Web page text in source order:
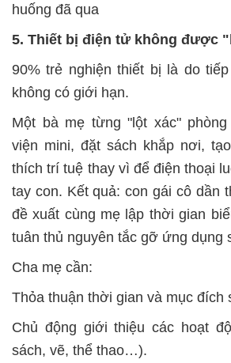
huống đã qua
5. Thiết bị điện tử không được
90% trẻ nghiện thiết bị là do
không có giới hạn.
Một bà mẹ từng "lột xác"
viện mini, đặt sách khắp nơi,
thích trí tuệ thay vì để điện thoại
tay con. Kết quả: con gái cô dần
đề xuất cùng mẹ lập thời gian
tuân thủ nguyên tắc gỡ ứng dụng
Cha mẹ cần:
Thỏa thuận thời gian và mục đích
Chủ động giới thiệu các hoạt
sách, vẽ, thể thao…).